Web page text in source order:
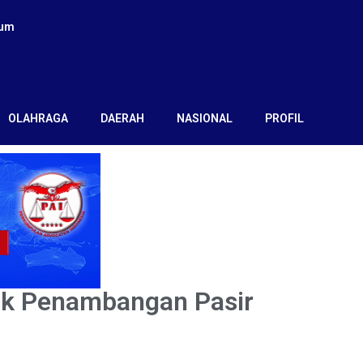
OLAHRAGA DAERAH NASIONAL PROFIL
Penambangan Pasir